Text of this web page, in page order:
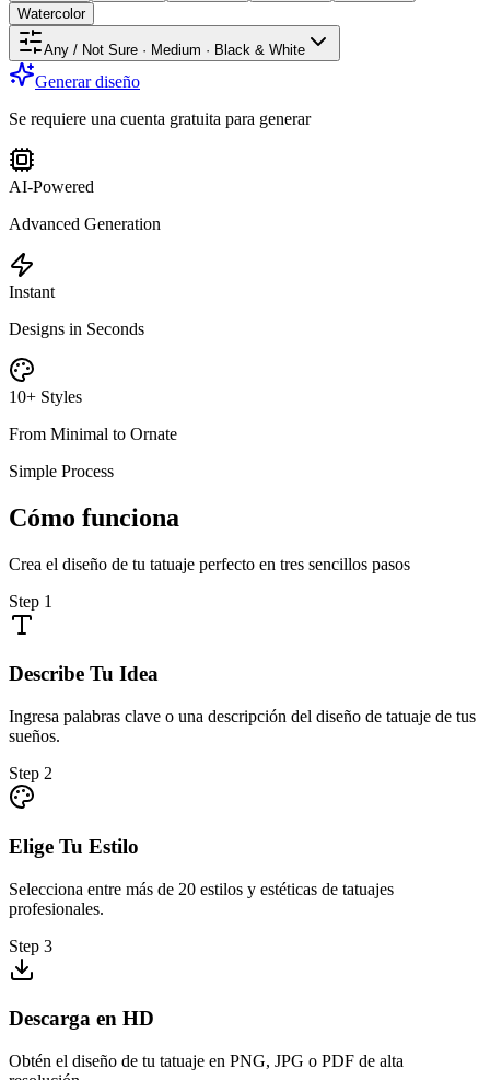
Watercolor
Any / Not Sure · Medium · Black & White
Generar diseño
Se requiere una cuenta gratuita para generar
AI-Powered
Advanced Generation
Instant
Designs in Seconds
10+ Styles
From Minimal to Ornate
Simple Process
Cómo funciona
Crea el diseño de tu tatuaje perfecto en tres sencillos pasos
Step 1
Describe Tu Idea
Ingresa palabras clave o una descripción del diseño de tatuaje de tus
sueños.
Step 2
Elige Tu Estilo
Selecciona entre más de 20 estilos y estéticas de tatuajes
profesionales.
Step 3
Descarga en HD
Obtén el diseño de tu tatuaje en PNG, JPG o PDF de alta